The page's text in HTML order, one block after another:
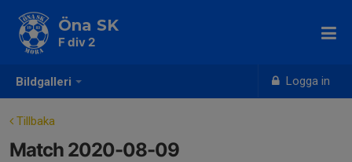
Bildgalleri Logga in
Öna SK
F div 2
Tillbaka
Match 2020-08-09